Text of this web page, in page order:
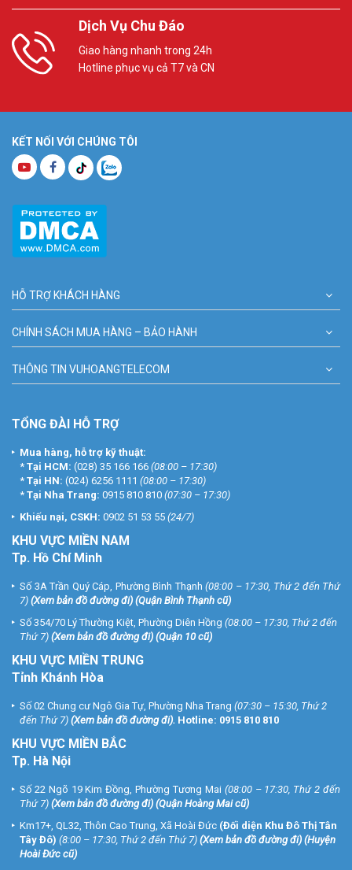
Dịch Vụ Chu Đáo
Giao hàng nhanh trong 24h
Hotline phục vụ cả T7 và CN
KẾT NỐI VỚI CHÚNG TÔI
HỖ TRỢ KHÁCH HÀNG
CHÍNH SÁCH MUA HÀNG – BẢO HÀNH
THÔNG TIN VUHOANGTELECOM
TỔNG ĐÀI HỖ TRỢ
Mua hàng, hỗ trợ kỹ thuật:
* Tại HCM: (028) 35 166 166 (08:00 – 17:30)
* Tại HN: (024) 6256 1111 (08:00 – 17:30)
* Tại Nha Trang: 0915 810 810 (07:30 – 17:30)
Khiếu nại, CSKH: 0902 51 53 55 (24/7)
KHU VỰC MIỀN NAM
Tp. Hồ Chí Minh
Số 3A Trần Quý Cáp, Phường Bình Thạnh (08:00 – 17:30, Thứ 2 đến Thứ
7) (Xem bản đồ đường đi) (Quận Bình Thạnh cũ)
Số 354/70 Lý Thường Kiệt, Phường Diên Hồng (08:00 – 17:30, Thứ 2 đến
Thứ 7) (Xem bản đồ đường đi) (Quận 10 cũ)
KHU VỰC MIỀN TRUNG
Tỉnh Khánh Hòa
Số 02 Chung cư Ngô Gia Tự, Phường Nha Trang (07:30 – 15:30, Thứ 2
đến Thứ 7) (Xem bản đồ đường đi). Hotline: 0915 810 810
KHU VỰC MIỀN BẮC
Tp. Hà Nội
Số 22 Ngõ 19 Kim Đồng, Phường Tương Mai (08:00 – 17:30, Thứ 2 đến
Thứ 7) (Xem bản đồ đường đi) (Quận Hoàng Mai cũ)
Km17+, QL32, Thôn Cao Trung, Xã Hoài Đức (Đối diện Khu Đô Thị Tân
Tây Đô) (8:00 – 17:30, Thứ 2 đến Thứ 7) (Xem bản đồ đường đi) (Huyện
Hoài Đức cũ)